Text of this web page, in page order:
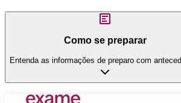
Como se preparar
Entenda as informações de preparo com